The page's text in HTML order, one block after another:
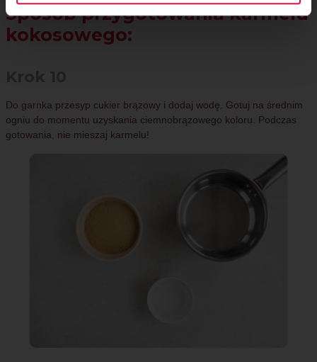
Sposób przygotowania karmelu
kokosowego:
Do garnka przesyp cukier brązowy i dodaj wodę. Gotuj na średnim
ogniu do momentu uzyskania ciemnobrązowego koloru. Podczas
gotowania, nie mieszaj karmelu!